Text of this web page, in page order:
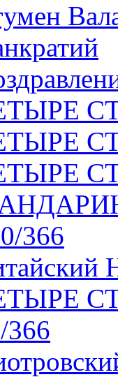
366
366